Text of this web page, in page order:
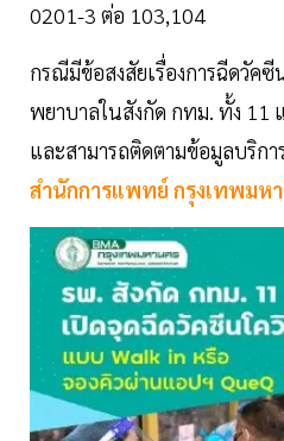
0201-3 ต่อ 103,104
กรณีมีข้อสงสัยเรื่องการฉีดวัค
พยาบาลในสังกัด กทม. ทั้ง 11
และสามารถติดตามข้อมูลบริก
สำนักการแพทย์ กรุงเทพมห